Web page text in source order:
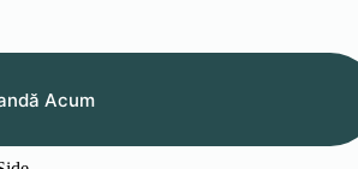
Acum